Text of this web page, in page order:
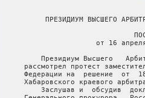
ПРЕЗИДИУМ ВЫСШЕГО
от 16
Президиум Высшего
рассмотрел протест
Федерации на  решение  от
Хабаровского краевого
Заслушав и  обсудив